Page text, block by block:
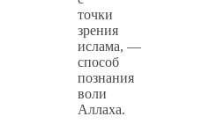
точки
зрения
ислама, —
способ
познания
воли
Аллаха.